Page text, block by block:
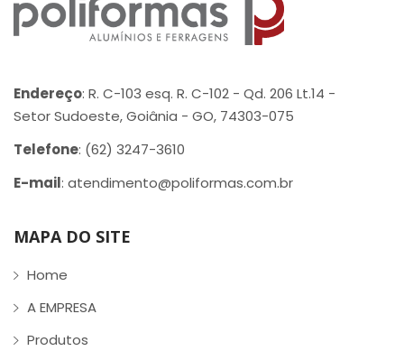
Endereço: R. C-103 esq. R. C-102 - Qd. 206 Lt.14 -
Setor Sudoeste, Goiânia - GO, 74303-075
Telefone: (62) 3247-3610
E-mail: atendimento@poliformas.com.br
MAPA DO SITE
Home
A EMPRESA
Produtos